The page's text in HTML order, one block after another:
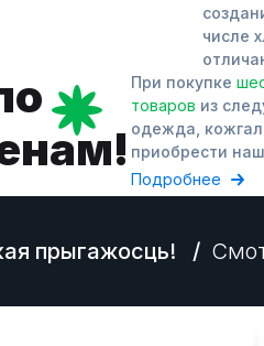
числе
При покупке
товаров из
одежда,
приобрести
Подробнее
прыгажосць! /